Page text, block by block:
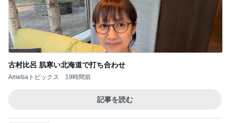
古村比呂 肌寒い北海道で打ち合わせ
Amebaトピックス 19時間前
記事を読む